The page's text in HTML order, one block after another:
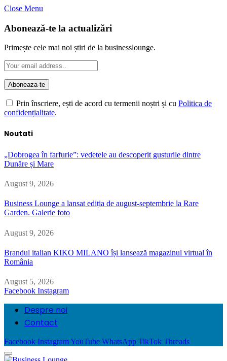
Close Menu
Abonează-te la actualizări
Primește cele mai noi știri de la businesslounge.
Prin înscriere, ești de acord cu termenii noștri și cu Politica de
confidențialitate.
Noutati
„Dobrogea în farfurie”: vedetele au descoperit gusturile dintre
Dunăre și Mare
August 9, 2026
Business Lounge a lansat ediția de august-septembrie la Rare
Garden. Galerie foto
August 9, 2026
Brandul italian KIKO MILANO își lansează magazinul virtual în
România
August 5, 2026
Facebook Instagram
Despre noi
Contact
Facebook InstagramYouTube WhatsApp TikTok Threads